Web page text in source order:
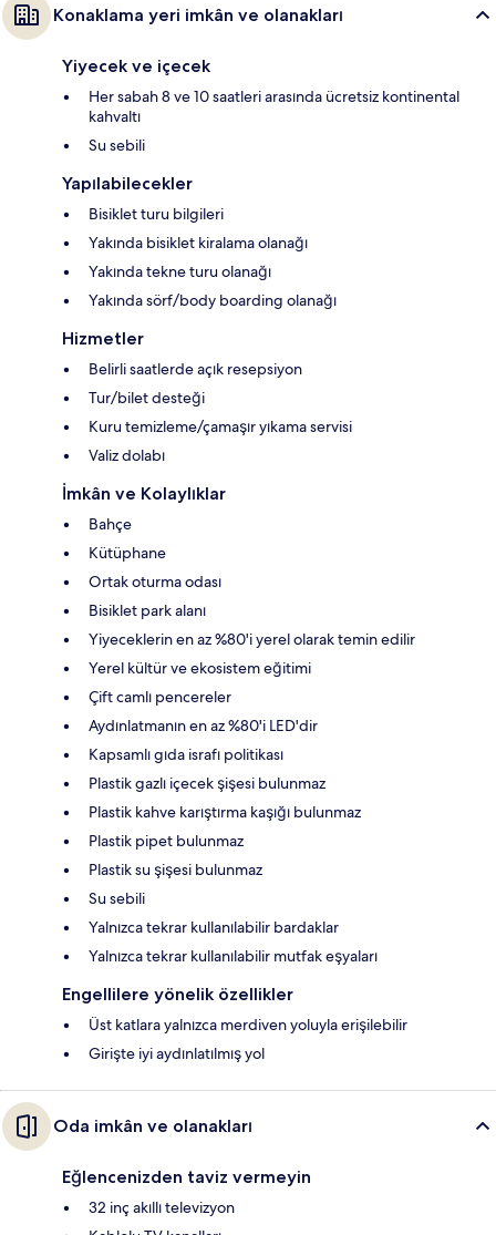
Konaklama yeri imkân ve olanakları
Yiyecek ve içecek
Her sabah 8 ve 10 saatleri arasında ücretsiz kontinental
kahvaltı
Su sebili
Yapılabilecekler
Bisiklet turu bilgileri
Yakında bisiklet kiralama olanağı
Yakında tekne turu olanağı
Yakında sörf/body boarding olanağı
Hizmetler
Belirli saatlerde açık resepsiyon
Tur/bilet desteği
Kuru temizleme/çamaşır yıkama servisi
Valiz dolabı
İmkân ve Kolaylıklar
Bahçe
Kütüphane
Ortak oturma odası
Bisiklet park alanı
Yiyeceklerin en az %80'i yerel olarak temin edilir
Yerel kültür ve ekosistem eğitimi
Çift camlı pencereler
Aydınlatmanın en az %80'i LED'dir
Kapsamlı gıda israfı politikası
Plastik gazlı içecek şişesi bulunmaz
Plastik kahve karıştırma kaşığı bulunmaz
Plastik pipet bulunmaz
Plastik su şişesi bulunmaz
Su sebili
Yalnızca tekrar kullanılabilir bardaklar
Yalnızca tekrar kullanılabilir mutfak eşyaları
Engellilere yönelik özellikler
Üst katlara yalnızca merdiven yoluyla erişilebilir
Girişte iyi aydınlatılmış yol
Oda imkân ve olanakları
Eğlencenizden taviz vermeyin
32 inç akıllı televizyon